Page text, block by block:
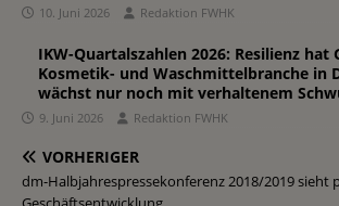
10. Juni 2026 Redaktion FWHK
IKW-Quartalszahlen 2026: Resilienz hat
Kosmetik- und Waschmittelbranche in
wächst nur noch mit verhaltenem
9. Juni 2026 Redaktion FWHK
VORHERIGER
dm-Halbjahrespressekonferenz 2018/2019 sieht